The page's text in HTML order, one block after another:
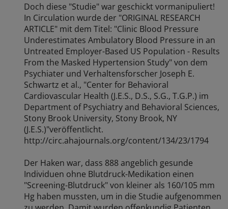
Doch diese "Studie" war geschickt vormanipuliert!
In Circulation wurde der "ORIGINAL RESEARCH
ARTICLE" mit dem Titel: "Clinic Blood Pressure
Underestimates Ambulatory Blood Pressure in an
Untreated Employer-Based US Population - Results
From the Masked Hypertension Study" von dem
Psychiater und Verhaltensforscher Joseph E.
Schwartz et al., "Center for Behavioral
Cardiovascular Health (J.E.S., D.S., S.G., T.G.P.) im
Department of Psychiatry and Behavioral Sciences,
Stony Brook University, Stony Brook, NY
(J.E.S.)"veröffentlicht.
http://circ.ahajournals.org/content/134/23/1794
Der Haken war, dass 888 angeblich gesunde
Individuen ohne Blutdruck-Medikation einen
"Screening-Blutdruck" von kleiner als 160/105 mm
Hg haben mussten, um in die Studie aufgenommen